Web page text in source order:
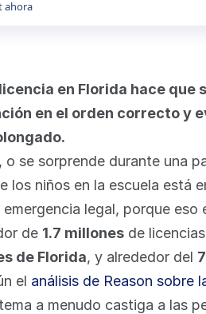
ahora
en Florida hace
en el orden correcto y
o se sorprende durante una
los niños en la escuela está
legal, porque
de 1.7 millones de
de Florida, y alrededor del
el análisis de Reason sobre
a menudo castiga a las